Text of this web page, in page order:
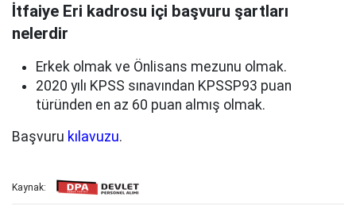
İtfaiye Eri kadrosu içi başvuru şartları
nelerdir
Erkek olmak ve Önlisans mezunu olmak.
2020 yılı KPSS sınavından KPSSP93 puan
türünden en az 60 puan almış olmak.
Başvuru kılavuzu.
Kaynak: